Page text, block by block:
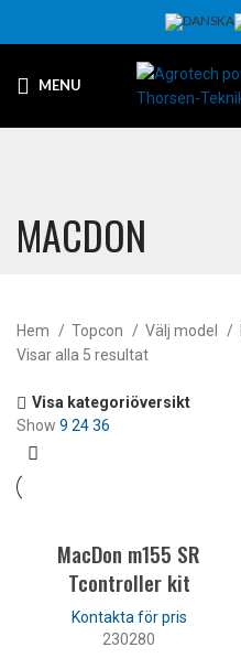
MENU
MACDON
Hem Topcon Välj model
Visar alla 5 resultat
Visa kategoriöversikt
Show 9 2436
MacDon m155 SR
Tcontroller kit
230280